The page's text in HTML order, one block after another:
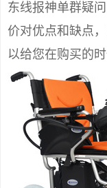
东线报神单群疑
价对优点和缺点
以给您在购买的